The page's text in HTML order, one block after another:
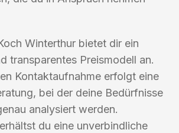
Winterthur bietet dir ein
transparentes Preismodell an.
Kontaktaufnahme erfolgt eine
bei der deine Bedürfnisse
analysiert werden.
du eine unverbindliche